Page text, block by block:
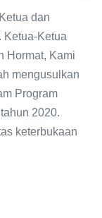
dan
Ketua-Ketua
Kami
mengusulkan
Program
2020.
keterbukaan